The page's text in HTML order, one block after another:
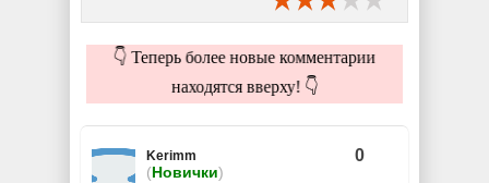
👇 Теперь более новые комментарии
находятся вверху! 👇
Kerimm
(Новички)
0